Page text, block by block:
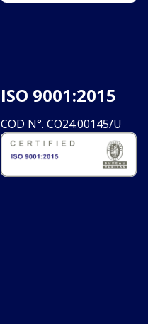
ISO 9001:2015
COD N°. CO24.00145/U